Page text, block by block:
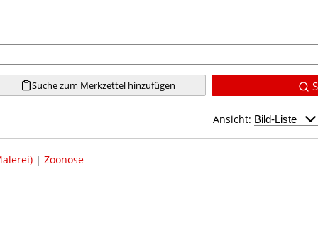
Suche zum Merkzettel hinzufügen
Ansicht:
| Zoonose